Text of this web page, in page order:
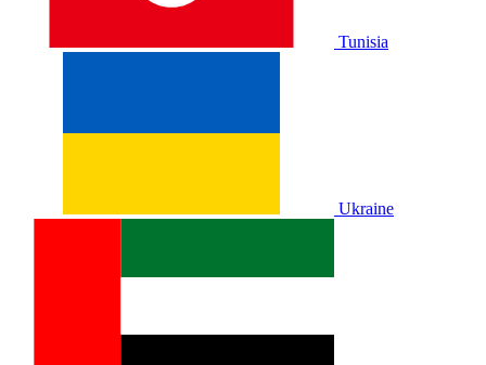
Tunisia
Ukraine